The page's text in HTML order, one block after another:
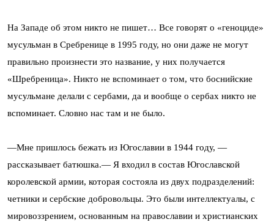
На Западе об этом никто не пишет… Все говорят о «геноциде»
мусульман в Сребренице в 1995 году, но они даже не могут
правильно произнести это название, у них получается
«Шребреница». Никто не вспоминает о том, что боснийские
мусульмане делали с сербами, да и вообще о сербах никто не
вспоминает. Словно нас там и не было.
—Мне пришлось бежать из Югославии в 1944 году, —
рассказывает батюшка.— Я входил в состав Югославской
королевской армии, которая состояла из двух подразделений:
четники и сербские добровольцы. Это были интеллектуалы, с
мировоззрением, основанным на православии и христианских